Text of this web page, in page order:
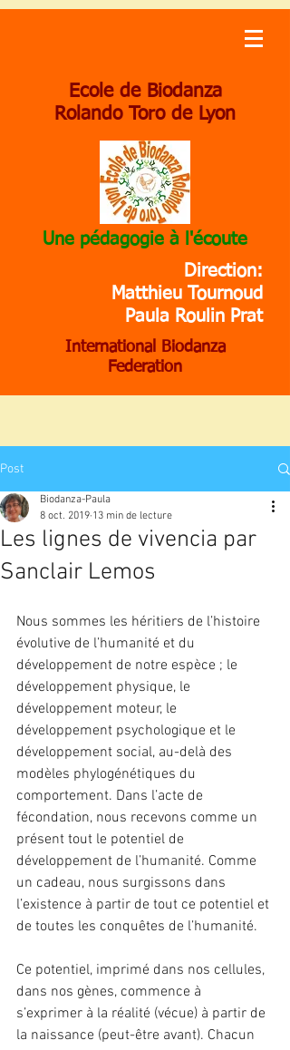
Ecole de Biodanza
Rolando Toro de Lyon
Une pédagogie à l'écoute
Direction:
Matthieu Tournoud
Paula Roulin Prat
International Biodanza
Federation
Post
Les lignes de vivencia par
Sanclair Lemos
Biodanza-Paula
8 oct. 2019 13 min de lecture
Nous sommes les héritiers de l’histoire
évolutive de l’humanité et du
développement de notre espèce ; le
développement physique, le
développement moteur, le
développement psychologique et le
développement social, au-delà des
modèles phylogénétiques du
comportement. Dans l’acte de
fécondation, nous recevons comme un
présent tout le potentiel de
développement de l’humanité. Comme
un cadeau, nous surgissons dans
l’existence à partir de tout ce potentiel et
de toutes les conquêtes de l’humanité.
Ce potentiel, imprimé dans nos cellules,
dans nos gènes, commence à
s’exprimer à la réalité (vécue) à partir de
la naissance (peut-être avant). Chacun